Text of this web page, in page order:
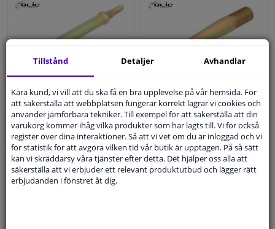
Dragkrok
167,87kr
I lager
Dragkrok
200,21 kr
Tillstånd Detaljer Avhandlar
Kära kund, vi vill att du ska få en bra upplevelse på vår hemsida. För
att säkerställa att webbplatsen fungerar korrekt lagrar vi cookies och
använder jämförbara tekniker. Till exempel för att säkerställa att din
varukorg kommer ihåg vilka produkter som har lagts till. Vi för också
register över dina interaktioner. Så att vi vet om du är inloggad och vi
för statistik för att avgöra vilken tid vår butik är upptagen. På så sätt
kan vi skräddarsy våra tjänster efter detta. Det hjälper oss alla att
säkerställa att vi erbjuder ett relevant produktutbud och lägger rätt
erbjudanden i fönstret åt dig.